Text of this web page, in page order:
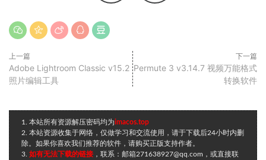
上一篇
Adobe Lightroom Classic v15.2
照片编辑工具
下一篇
Permute 3 v3.14.7 视频万能格式
转换软件
1. 本站所有资源解压密码均为imacos.top
2. 本站资源收集于网络，仅做学习和交流使用，请于下载后24小时内删
除。如果你喜欢我们推荐的软件，请购买正版支持作者。
3. 如有无法下载的链接 ，联系：邮箱271638927@qq.com，或直接联